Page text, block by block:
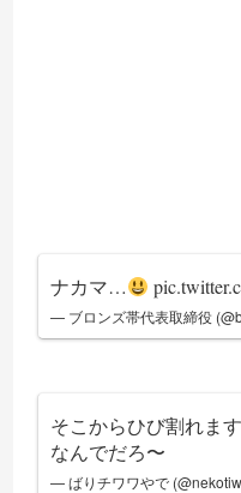
ナカマ…
— ブロンズ帯代表取締役
そこからひび割れま
なんでだろ〜
— ばりチワワやで